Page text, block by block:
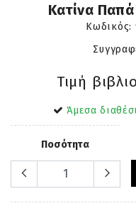
Κατίνα
Κωδικός:
Τιμή
Άμεσα
Ποσότητα